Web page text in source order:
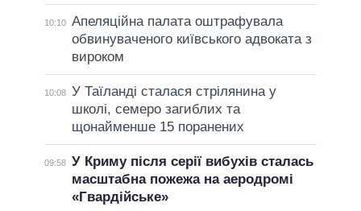
10:10 Апеляційна палата оштрафувала
обвинуваченого київського адвоката з
вироком
10:08 У Таїланді сталася стрілянина у
школі, семеро загиблих та
щонайменше 15 поранених
09:58 У Криму після серії вибухів сталась
масштабна пожежа на аеродромі
«Гвардійське»